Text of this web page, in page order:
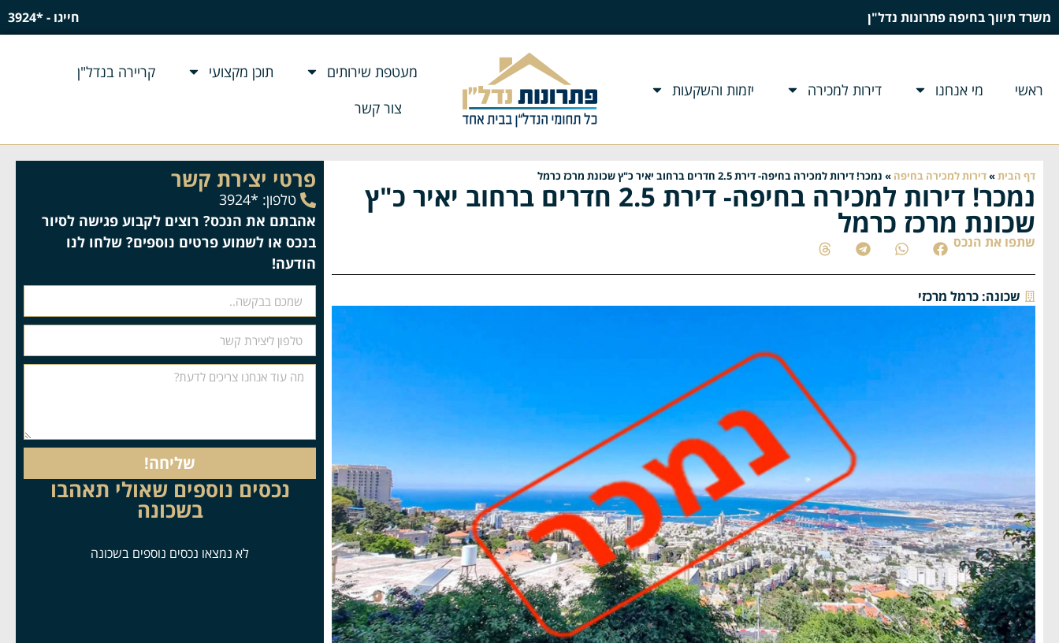
משרד תיווך בחיפה פתרונות נדל"ן חייגו - *3924
ראשי מי אנחנו דירות למכירה יזמות והשקעות
מעטפת שירותים תוכן מקצועי
קריירה בנדל"ן
צור קשר
דף הבית»דירות למכירה בחיפה » נמכר! דירות למכירה בחיפה- דירת 2.5 חדרים ברחוב יאיר כ"ץ שכונת מרכז כרמל
נמכר! דירות למכירה בחיפה- דירת 2.5 חדרים ברחוב יאיר כ"ץ
שכונת מרכז כרמל
שתפו את הנכס
שכונה: כרמל מרכזי
פרטי יצירת קשר
טלפון: *3924
אהבתם את הנכס? רוצים לקבוע פגישה לסיור
בנכס או לשמוע פרטים נוספים? שלחו לנו
הודעה!
שליחה!
נכסים נוספים שאולי תאהבו
בשכונה
לא נמצאו נכסים נוספים בשכונה